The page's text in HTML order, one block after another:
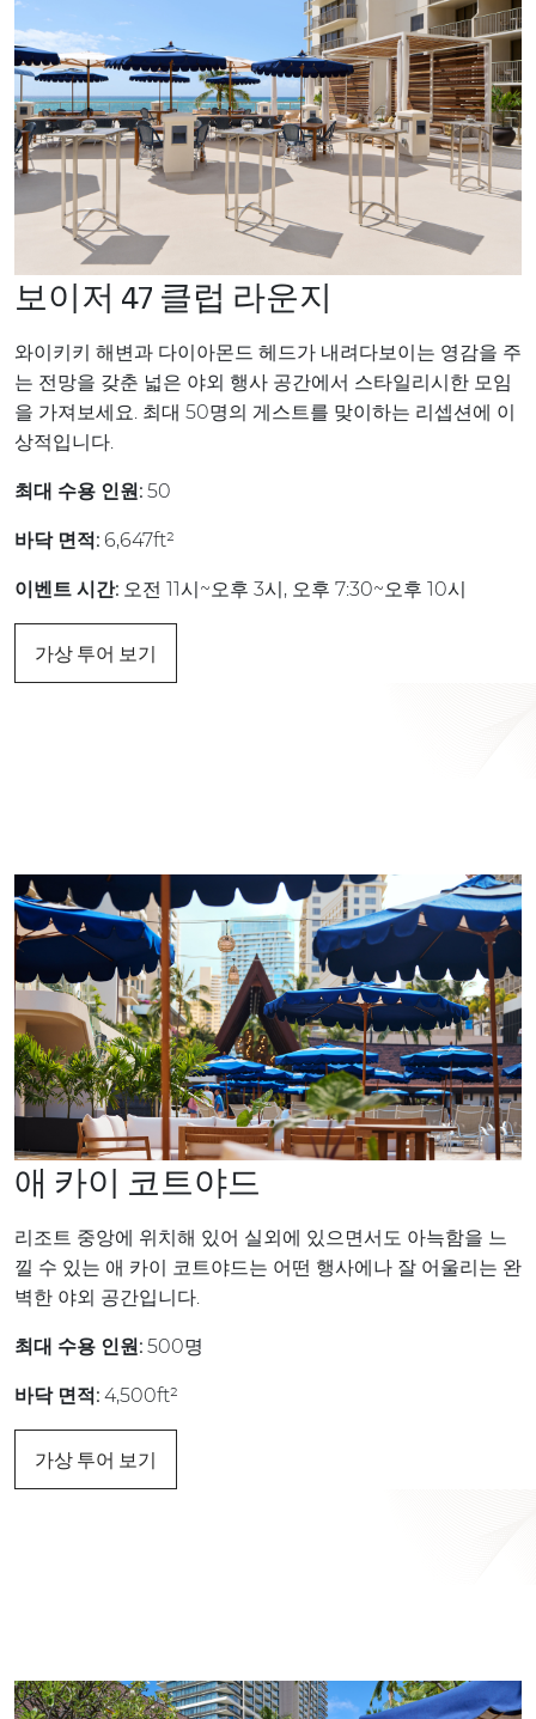
보이저 47 클럽 라운지
와이키키 해변과 다이아몬드 헤드가 내려다보이는 영감을 주
는 전망을 갖춘 넓은 야외 행사 공간에서 스타일리시한 모임
을 가져보세요. 최대 50명의 게스트를 맞이하는 리셉션에 이
상적입니다.
최대 수용 인원: 50
바닥 면적: 6,647ft²
이벤트 시간: 오전 11시~오후 3시, 오후 7:30~오후 10시
가상 투어 보기
애 카이 코트야드
리조트 중앙에 위치해 있어 실외에 있으면서도 아늑함을 느
낄 수 있는 애 카이 코트야드는 어떤 행사에나 잘 어울리는 완
벽한 야외 공간입니다.
최대 수용 인원: 500명
바닥 면적: 4,500ft²
가상 투어 보기